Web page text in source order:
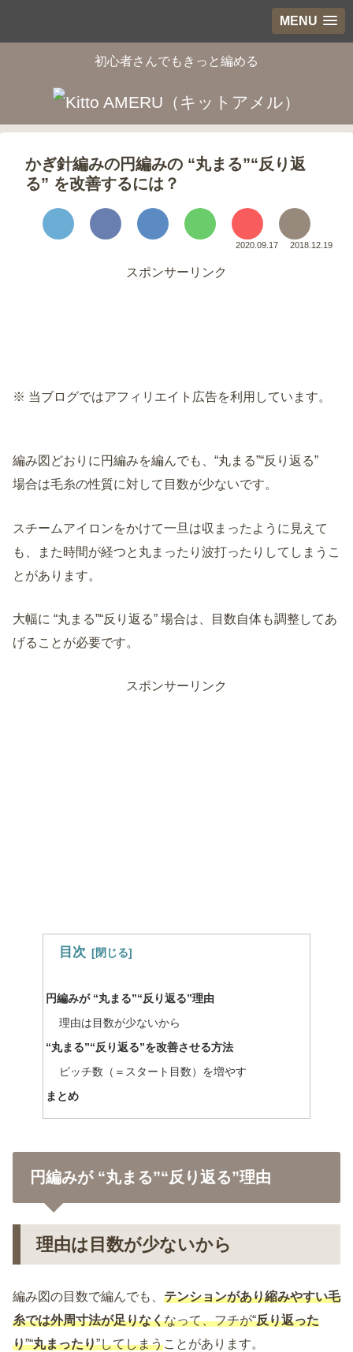
MENU
初心者さんでもきっと編める
かぎ針編みの円編みの “丸まる”“反り返
る” を改善するには？
2020.09.17 2018.12.19
スポンサーリンク
※ 当ブログではアフィリエイト広告を利用しています。
編み図どおりに円編みを編んでも、“丸まる”“反り返る”
場合は毛糸の性質に対して目数が少ないです。
スチームアイロンをかけて一旦は収まったように見えて
も、また時間が経つと丸まったり波打ったりしてしまうこ
とがあります。
大幅に “丸まる”“反り返る” 場合は、目数自体も調整してあ
げることが必要です。
スポンサーリンク
目次
円編みが “丸まる”“反り返る”理由
理由は目数が少ないから
“丸まる”“反り返る”を改善させる方法
ピッチ数（＝スタート目数）を増やす
まとめ
円編みが “丸まる”“反り返る”理由
理由は目数が少ないから
編み図の目数で編んでも、 テンションがあり縮みやすい毛
糸では外周寸法が足りなくなって、フチが“反り返った
り”“丸まったり”してしまうことがあります。